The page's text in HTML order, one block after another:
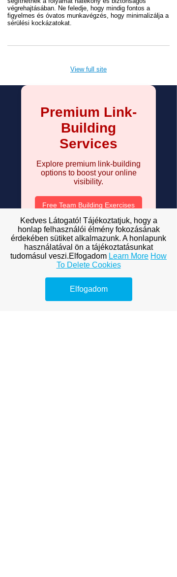
végrehajtásában. Ne feledje, hogy mindig fontos a
figyelmes és óvatos munkavégzés, hogy minimalizálja a
sérülési kockázatokat.
View full site
Premium Link-
Building
Services
Explore premium link-building
options to boost your online
visibility.
Free Team Building Exercises
Guided Imagery Exercises
Guided Imagery Relaxation
Guided Imagery Scripts
How to Control Emotions
The Importance of Motivation
Kedves Látogató! Tájékoztatjuk, hogy a
honlap felhasználói élmény fokozásának
érdekében sütiket alkalmazunk. A honlapunk
használatával ön a tájékoztatásunkat
tudomásul veszi.Elfogadom Learn More How
To Delete Cookies
Elfogadom